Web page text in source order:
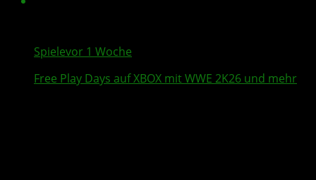
Spielevor 1 Woche
Free Play Days auf XBOX mitWWE 2K26 und mehr